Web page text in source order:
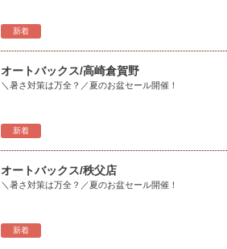
新着
新着
オートバックス/高崎倉賀野
＼暑さ対策は万全？／夏のお盆セール開催！
新着
オートバックス/秩父店
＼暑さ対策は万全？／夏のお盆セール開催！